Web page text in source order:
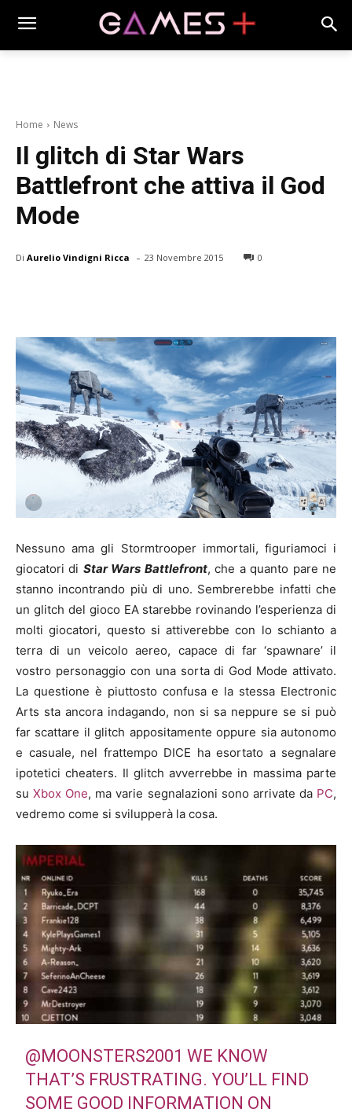
Home News
Il glitch di Star Wars
Battlefront che attiva il God
Mode
Di Aurelio Vindigni Ricca - 23 Novembre 2015 0
Nessuno ama gli Stormtrooper immortali, figuriamoci i
giocatori di Star Wars Battlefront, che a quanto pare ne
stanno incontrando più di uno. Sembrerebbe infatti che
un glitch del gioco EA starebbe rovinando l’esperienza di
molti giocatori, questo si attiverebbe con lo schianto a
terra di un veicolo aereo, capace di far ‘spawnare’ il
vostro personaggio con una sorta di God Mode attivato.
La questione è piuttosto confusa e la stessa Electronic
Arts sta ancora indagando, non si sa neppure se si può
far scattare il glitch appositamente oppure sia autonomo
e casuale, nel frattempo DICE ha esortato a segnalare
ipotetici cheaters. Il glitch avverrebbe in massima parte
suXbox One, ma varie segnalazioni sono arrivate da PC,
vedremo come si svilupperà la cosa.
@MOONSTERS2001 WE KNOW
THAT’S FRUSTRATING. YOU’LL FIND
SOME GOOD INFORMATION ON